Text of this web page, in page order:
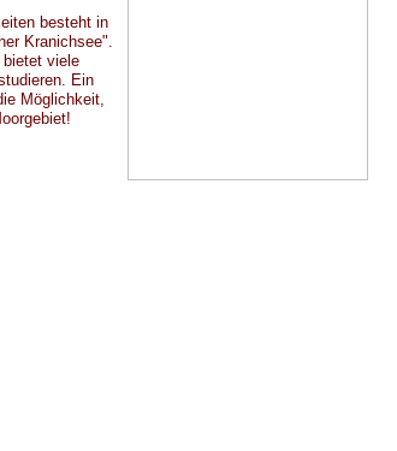
besteht in
Kranichsee".
bietet viele
Ein
Möglichkeit,